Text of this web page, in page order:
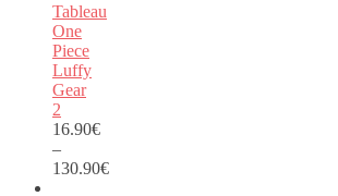
Tableau
One
Piece
Luffy
Gear
2
16.90€
–
130.90€